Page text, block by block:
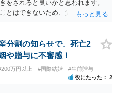
をされると良いかと思われます。
とはできないため、父親に対して
分割の知らせで、死亡2
や贈与に不審感！
万円以上 #国際結婚 #生前贈与
役にたった 2